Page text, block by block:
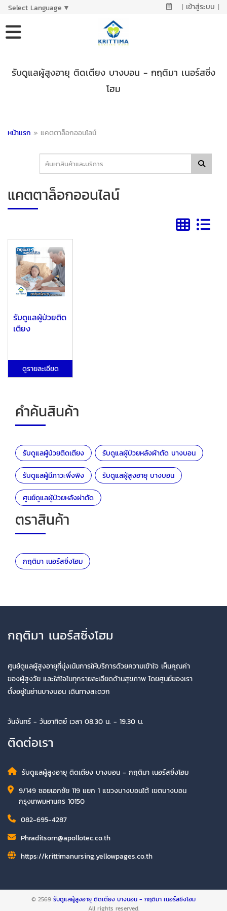
Select Language ▼ | เข้าสู่ระบบ |
รับดูแลผู้สูงอายุ ติดเตียง บางบอน - กฤติมา เนอร์สซิ่ง
โฮม
หน้าแรก » แคตตาล็อกออนไลน์
แคตตาล็อกออนไลน์
รับดูแลผู้ป่วยติด
เตียง
ดูรายละเอียด
คำค้นสินค้า
รับดูแลผู้ป่วยติดเตียง รับดูแลผู้ป่วยหลังผ้าตัด บางบอน
รับดูแลผู้มีภาวะพึ่งพิง รับดูแลผู้สูงอายุ บางบอน
ศูนย์ดูแลผู้ป่วยหลังผ่าตัด
ตราสินค้า
กฤติมา เนอร์สซิ่งโฮม
กฤติมา เนอร์สซิ่งโฮม
ศูนย์ดูแลผู้สูงอายุที่มุ่งเน้นการให้บริการด้วยความเข้าใจ เห็นคุณค่า
ของผู้สูงวัย และใส่ใจในทุกรายละเอียดด้านสุขภาพ โดยศูนย์ของเรา
ตั้งอยู่ในย่านบางบอน เดินทางสะดวก
วันจันทร์ - วันอาทิตย์ เวลา 08.30 น. - 19.30 น.
ติดต่อเรา
รับดูแลผู้สูงอายุ ติดเตียง บางบอน - กฤติมา เนอร์สซิ่งโฮม
9/149 ซอยเอกชัย 119 แยก 1 แขวงบางบอนใต้ เขตบางบอน
กรุงเทพมหานคร 10150
082-695-4287
Phraditsorn@apollotec.co.th
https://krittimanursing.yellowpages.co.th
© 2569 รับดูแลผู้สูงอายุ ติดเตียง บางบอน - กฤติมา เนอร์สซิ่งโฮม
All rights reserved.